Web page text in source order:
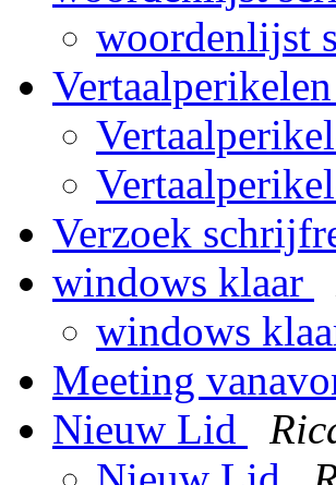
woordenlijst
Vertaalperikelen
Verzoek
windows klaar
windows
Meeting
Nieuw Lid